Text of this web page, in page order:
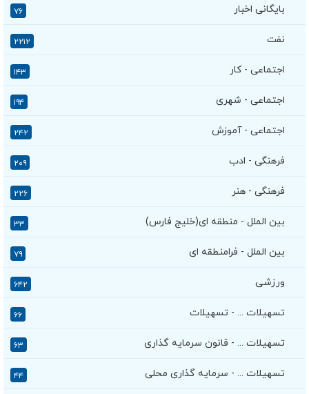
بایگانی اخبار ۷۶
نفت ۲۲۱۲
اجتماعی - کار ۱۴۳
اجتماعی - شهری ۱۹۴
اجتماعی - آموزش ۲۴۲
فرهنگی - ادب ۲۰۹
فرهنگی - هنر ۲۲۶
بین الملل - منطقه ای(خلیج فارس) ۳۳
بین الملل - فرامنطقه ای ۷۹
ورزشی ۶۴۲
تسهیلات ... - تسهیلات ۶۶
تسهیلات ... - قانون سرمایه گذاری ۶۳
تسهیلات ... - سرمایه گذاری محلی ۴۴